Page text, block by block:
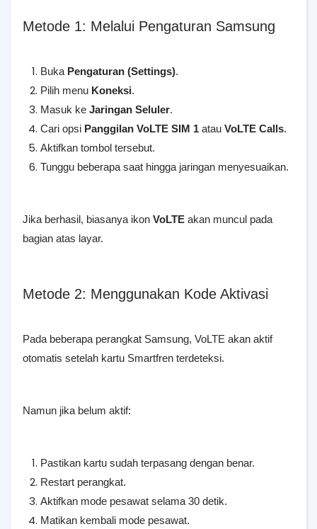
Metode 1: Melalui Pengaturan Samsung
Buka Pengaturan (Settings).
Pilih menu Koneksi.
Masuk ke Jaringan Seluler.
Cari opsi Panggilan VoLTE SIM 1 atau VoLTE Calls.
Aktifkan tombol tersebut.
Tunggu beberapa saat hingga jaringan menyesuaikan.
Jika berhasil, biasanya ikon VoLTE akan muncul pada
bagian atas layar.
Metode 2: Menggunakan Kode Aktivasi
Pada beberapa perangkat Samsung, VoLTE akan aktif
otomatis setelah kartu Smartfren terdeteksi.
Namun jika belum aktif:
Pastikan kartu sudah terpasang dengan benar.
Restart perangkat.
Aktifkan mode pesawat selama 30 detik.
Matikan kembali mode pesawat.